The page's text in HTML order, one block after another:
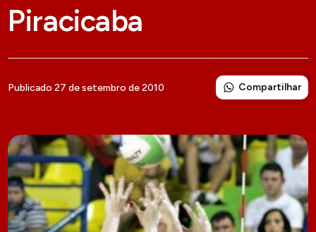
Piracicaba
Publicado 27 de setembro de 2010 Compartilhar